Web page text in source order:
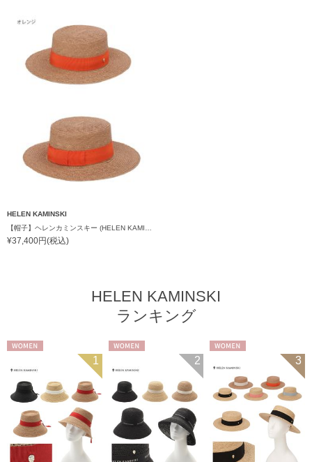
HELEN KAMINSKI
¥37,400円(税込)
HELEN KAMINSKI
ランキング
1 2 3